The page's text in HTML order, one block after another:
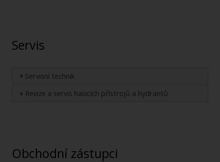
Servis
Servisní technik
Revize a servis hasicích přístrojů a hydrantů
Obchodní zástupci